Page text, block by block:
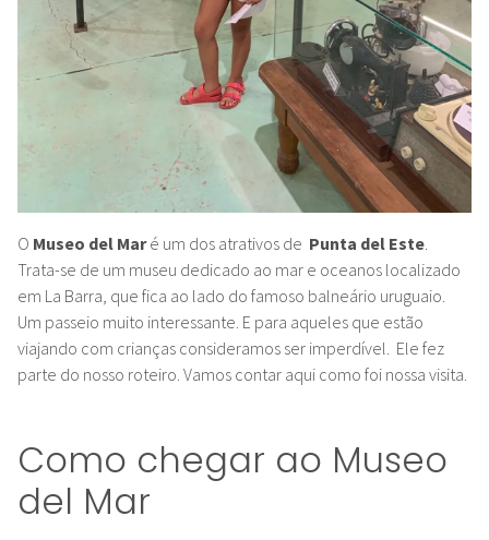
O Museo del Maré um dos atrativos de Punta del Este
Trata-se de um museu dedicado ao mar e oceanos localizado
em La Barra, que fica ao lado do famoso balneário uruguaio.
Um passeio muito interessante. E para aqueles que estão
viajando com crianças consideramos ser imperdível. Ele fez
parte do nosso roteiro. Vamos contar aqui como foi nossa visita.
Como chegar ao Museo
del Mar